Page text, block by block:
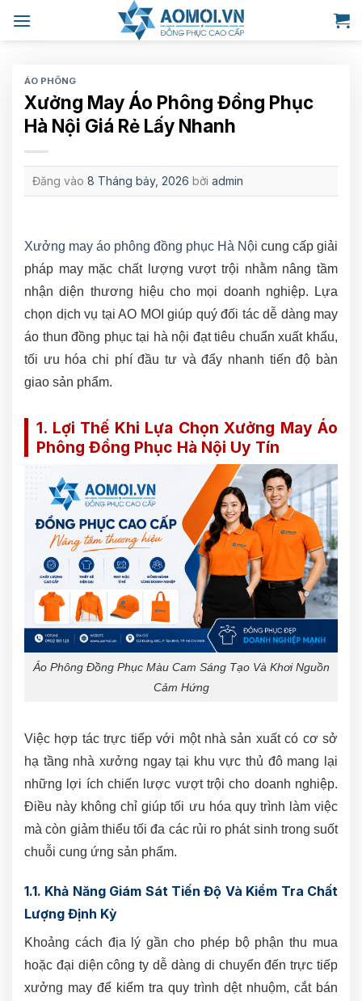
qua
ÁO PHÔNG
Xưởng May Áo Phông Đồng Phục
Hà Nội Giá Rẻ Lấy Nhanh
Đăng vào 8 Tháng bảy, 2026 bởi admin
Xưởng may áo phông đồng phục Hà Nội cung cấp giải
pháp may mặc chất lượng vượt trội nhằm nâng tầm
nhận diện thương hiệu cho mọi doanh nghiệp. Lựa
chọn dịch vụ tại AO MOI giúp quý đối tác dễ dàng may
áo thun đồng phục tại hà nội đạt tiêu chuẩn xuất khẩu,
tối ưu hóa chi phí đầu tư và đẩy nhanh tiến độ bàn
giao sản phẩm.
1. Lợi Thế Khi Lựa Chọn Xưởng May Áo
Phông Đồng Phục Hà Nội Uy Tín
Áo Phông Đồng Phục Màu Cam Sáng Tạo Và Khơi Nguồn
Cảm Hứng
Việc hợp tác trực tiếp với một nhà sản xuất có cơ sở
hạ tầng nhà xưởng ngay tại khu vực thủ đô mang lại
những lợi ích chiến lược vượt trội cho doanh nghiệp.
Điều này không chỉ giúp tối ưu hóa quy trình làm việc
mà còn giảm thiểu tối đa các rủi ro phát sinh trong suốt
chuỗi cung ứng sản phẩm.
1.1. Khả Năng Giám Sát Tiến Độ Và Kiểm Tra Chất
Lượng Định Kỳ
Khoảng cách địa lý gần cho phép bộ phận thu mua
hoặc đại diện công ty dễ dàng di chuyển đến trực tiếp
xưởng may để kiểm tra quy trình dệt nhuộm, cắt bán